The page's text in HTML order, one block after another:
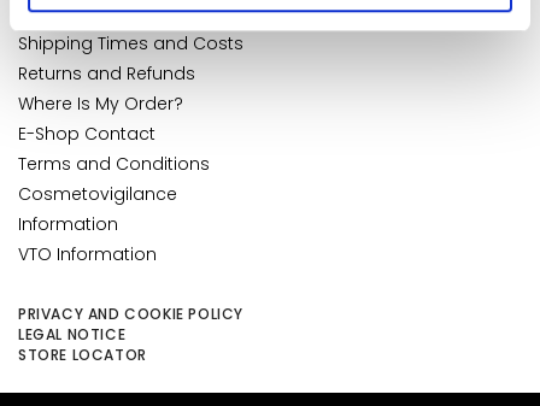
E
x
f
o
l
i
a
t
o
s
M
Payments and Security
Shipping Times and Costs
Returns and Refunds
Where Is My Order?
E-Shop Contact
Terms and Conditions
Cosmetovigilance
Information
VTO Information
PRIVACY AND COOKIE POLICY
LEGAL NOTICE
STORE LOCATOR